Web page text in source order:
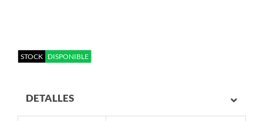
STOCK DISPONIBLE
DETALLES